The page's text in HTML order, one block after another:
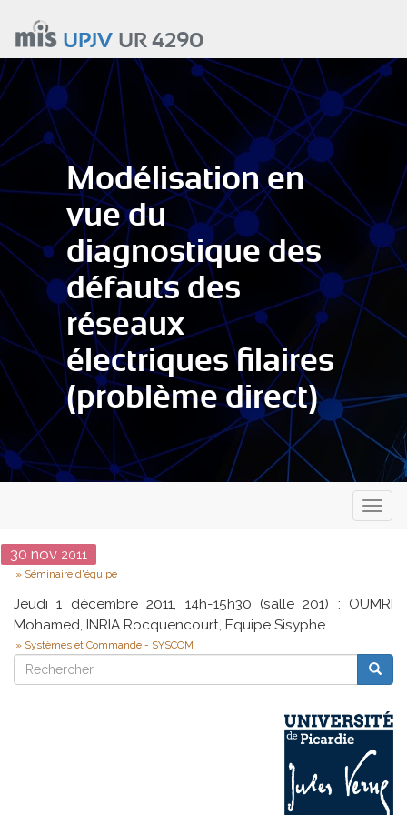
contenu
principal
UPJVUR 4290
Modélisation en
vue du
diagnostique des
défauts des
réseaux
électriques filaires
(problème direct)
Date
30 nov 2011
Type
Séminaire d'équipe
Jeudi 1 décembre 2011, 14h-15h30 (salle 201) : OUMRI
Mohamed, INRIA Rocquencourt, Equipe Sisyphe
Systèmes et Commande - SYSCOM
Rechercher
Rechercher